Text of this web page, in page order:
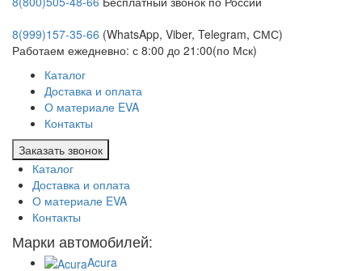
8(999)157-35-66 (WhatsApp, Viber, Telegram, СМС)
Работаем ежедневно: с 8:00 до 21:00(по Мск)
Каталог
Доставка и оплата
О материале EVA
Контакты
Заказать звонок
Каталог
Доставка и оплата
О материале EVA
Контакты
Марки автомобилей:
Acura